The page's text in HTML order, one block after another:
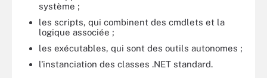
système ;
les scripts, qui combinent des cmdlets et la
logique associée ;
les exécutables, qui sont des outils autonomes ;
l'instanciation des classes .NET standard.